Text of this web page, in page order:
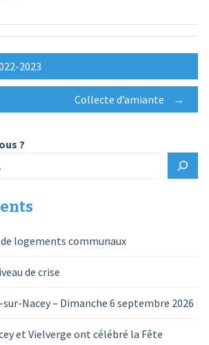
2023
Collecte d’amiante →
?
logements communaux
de crise
sur-Nacey – Dimanche 6 septembre 2026
et Vielverge ont célébré la Fête